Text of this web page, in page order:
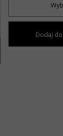
Dodaj